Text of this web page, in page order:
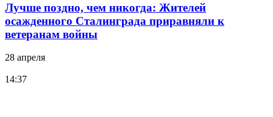
Лучше поздно, чем никогда: Жителей
осажденного Сталинграда приравняли к
ветеранам войны
28 апреля
14:37